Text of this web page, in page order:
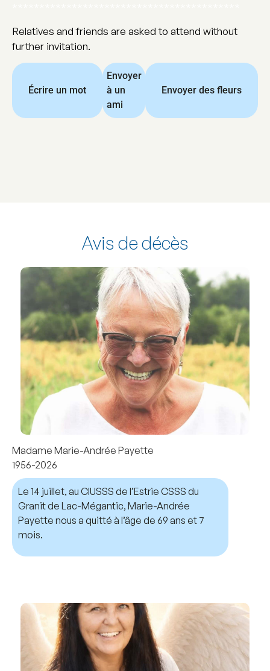
Relatives and friends are asked to attend without
further invitation.
Écrire un mot
Envoyer
à un
ami
Envoyer des fleurs
Avis de décès
Madame Marie-Andrée Payette
1956-2026
Le 14 juillet, au CIUSSS de l’Estrie CSSS du
Granit de Lac-Mégantic, Marie-Andrée
Payette nous a quitté à l’âge de 69 ans et 7
mois.